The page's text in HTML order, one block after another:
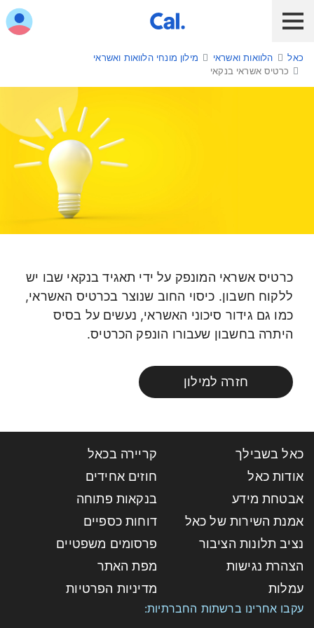
לקוח כאל לקוח Diners Club כאל לעסקים
שירות אונליין
תשלום בנייד
כאל בשבילך
כאל הלוואות ואשראי
מילון מונחי הלוואות ואשראי
כרטיס אשראי בנקאי
כרטיס אשראי המונפק על ידי תאגיד בנקאי שבו יש
ללקוח חשבון. כיסוי החוב שנוצר בכרטיס האשראי,
כמו גם גידור סיכוני האשראי, נעשים על בסיס
היתרה בחשבון שעבורו הונפק הכרטיס.
חזרה למילון
כאל בשבילך
קריירה בכאל
אודות כאל
חוזים אחידים
אבטחת מידע
בנקאות פתוחה
אמנת השירות של כאל
דוחות כספיים
נציב תלונות הציבור
פרסומים משפטיים
הצהרת נגישות
מפת האתר
עמלות
מדיניות הפרטיות
עקבו אחרינו ברשתות החברתיות: